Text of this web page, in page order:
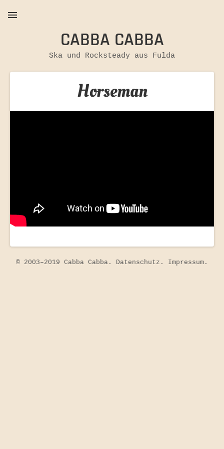
CABBA CABBA
Ska und Rocksteady aus Fulda
Horseman
© 2003–2019 Cabba Cabba. Datenschutz . Impressum .